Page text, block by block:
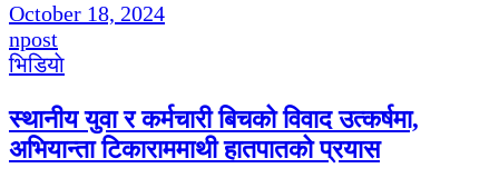
October 18, 2024
npost
भिडियाे
स्थानीय युवा र कर्मचारी बिचको विवाद उत्कर्षमा,
अभियान्ता टिकाराममाथी हातपातको प्रयास